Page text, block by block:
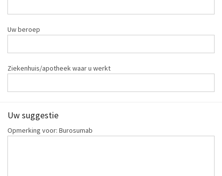
Uw beroep
Ziekenhuis/apotheek waar u werkt
Uw suggestie
Opmerking voor: Burosumab